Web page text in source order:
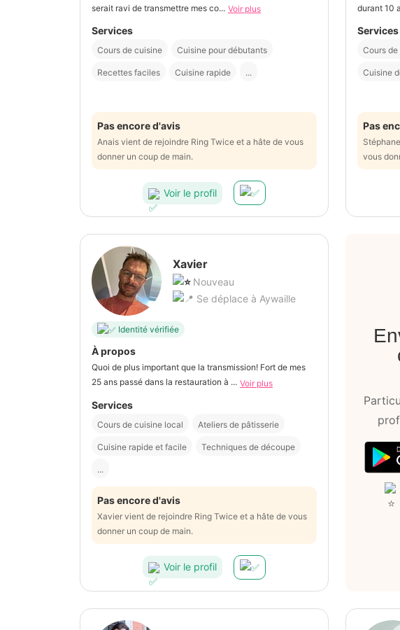
serait ravi de transmettre mes co... Voir plus
Services
Cours de cuisine Cuisine pour débutants
Recettes faciles Cuisine rapide ...
Pas encore d'avis
Anais vient de rejoindre Ring Twice et a hâte de vous
donner un coup de main.
Voir le profil
durant 10
Services
Cours
Cuisine
Pas
vous
Xavier
Nouveau
Se déplace à Aywaille
Identité vérifiée
À propos
Quoi de plus important que la transmission! Fort de mes
25 ans passé dans la restauration à ... Voir plus
Services
Cours de cuisine local Ateliers de pâtisserie
Cuisine rapide et facile Techniques de découpe
...
Pas encore d'avis
Xavier vient de rejoindre Ring Twice et a hâte de vous
donner un coup de main.
Voir le profil